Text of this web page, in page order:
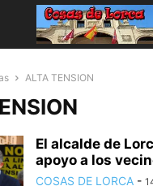
ALTA TENSION
El alcalde de
apoyo a los
COSAS DE LORCA -